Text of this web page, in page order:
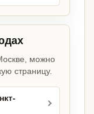
можно
страницу.